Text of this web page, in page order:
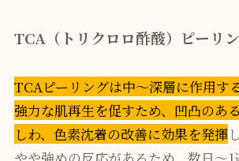
TCA（トリクロロ酢酸）ピーリ
TCAピーリングは中〜深層に作用す
強力な肌再生を促すため、凹凸のあ
しわ、色素沈着の改善に効果を発揮